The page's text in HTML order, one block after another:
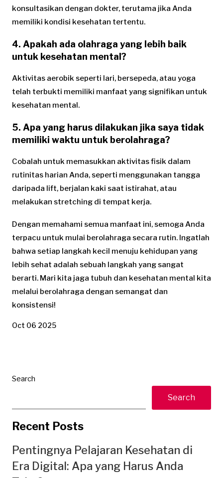
konsultasikan dengan dokter, terutama jika Anda
memiliki kondisi kesehatan tertentu.
4. Apakah ada olahraga yang lebih baik
untuk kesehatan mental?
Aktivitas aerobik seperti lari, bersepeda, atau yoga
telah terbukti memiliki manfaat yang signifikan untuk
kesehatan mental.
5. Apa yang harus dilakukan jika saya tidak
memiliki waktu untuk berolahraga?
Cobalah untuk memasukkan aktivitas fisik dalam
rutinitas harian Anda, seperti menggunakan tangga
daripada lift, berjalan kaki saat istirahat, atau
melakukan stretching di tempat kerja.
Dengan memahami semua manfaat ini, semoga Anda
terpacu untuk mulai berolahraga secara rutin. Ingatlah
bahwa setiap langkah kecil menuju kehidupan yang
lebih sehat adalah sebuah langkah yang sangat
berarti. Mari kita jaga tubuh dan kesehatan mental kita
melalui berolahraga dengan semangat dan
konsistensi!
Oct 06 2025
Search
Search
Recent Posts
Pentingnya Pelajaran Kesehatan di
Era Digital: Apa yang Harus Anda